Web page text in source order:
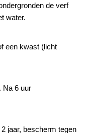
de verf
water.
een kwast (licht
Na 6 uur
jaar, bescherm tegen